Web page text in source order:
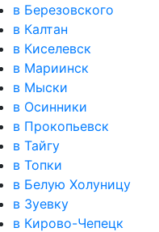
в Березовского
в Калтан
в Киселевск
в Мариинск
в Мыски
в Осинники
в Прокопьевск
в Тайгу
в Топки
в Белую Холуницу
в Зуевку
в Кирово-Чепецк